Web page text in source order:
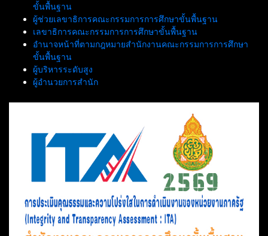
ขั้นพื้นฐาน
ผู้ช่วยเลขาธิการคณะกรรมการการศึกษาขั้นพื้นฐาน
เลขาธิการคณะกรรมการการศึกษาขั้นพื้นฐาน
อำนาจหน้าที่ตามกฎหมายสำนักงานคณะกรรมการการศึกษา
ขั้นพื้นฐาน
ผู้บริหารระดับสูง
ผู้อำนวยการสำนัก